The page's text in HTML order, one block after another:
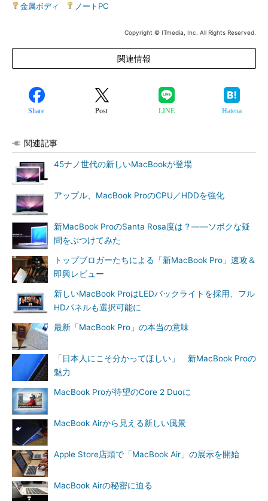
金属ボディ ノートPC
Copyright © ITmedia, Inc. All Rights Reserved.
関連情報
Share Post LINE Hatena
関連記事
45ナノ世代の新しいMacBookが登場
アップル、MacBook ProのCPU／HDDを強化
新MacBook ProのSanta Rosa度は？――ソボクな疑
問をぶつけてみた
トップブロガーたちによる「新MacBook Pro」速攻＆
即興レビュー
新しいMacBook ProはLEDバックライトを採用、フル
HDパネルも選択可能に
最新「MacBook Pro」の本当の意味
「日本人にこそ分かってほしい」 新MacBook Proの
魅力
MacBook Proが待望のCore 2 Duoに
MacBook Airから見える新しい風景
Apple Store店頭で「MacBook Air」の展示を開始
MacBook Airの秘密に迫る